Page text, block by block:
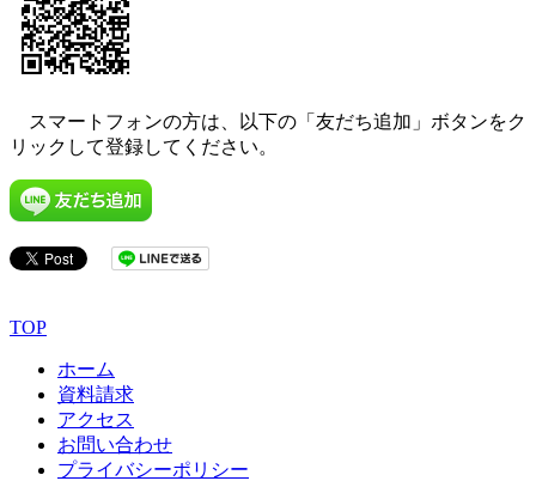
スマートフォンの方は、以下の「友だち追加」ボタンをク
リックして登録してください。
TOP
ホーム
資料請求
アクセス
お問い合わせ
プライバシーポリシー